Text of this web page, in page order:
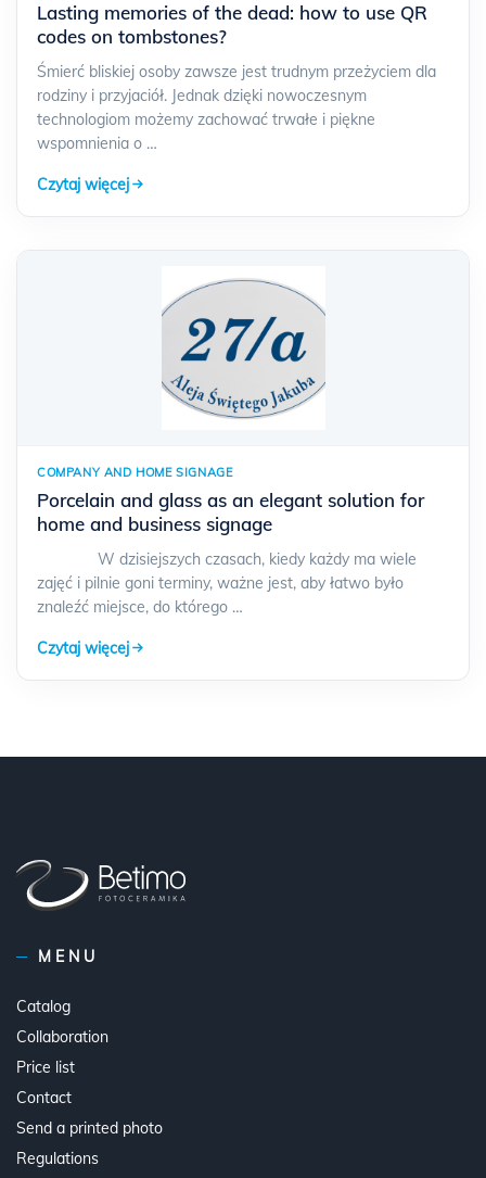
Lasting memories of the dead: how to use QR
codes on tombstones?
Śmierć bliskiej osoby zawsze jest trudnym przeżyciem dla
rodziny i przyjaciół. Jednak dzięki nowoczesnym
technologiom możemy zachować trwałe i piękne
wspomnienia o …
Czytaj więcej
COMPANY AND HOME SIGNAGE
Porcelain and glass as an elegant solution for
home and business signage
W dzisiejszych czasach, kiedy każdy ma wiele
zajęć i pilnie goni terminy, ważne jest, aby łatwo było
znaleźć miejsce, do którego …
Czytaj więcej
MENU
Catalog
Collaboration
Price list
Contact
Send a printed photo
Regulations